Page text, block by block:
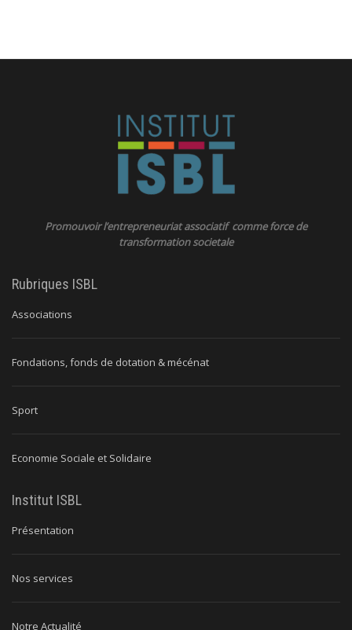
Promouvoir l’entrepreneuriat associatif comme force de
transformation societale
Rubriques ISBL
Associations
Fondations, fonds de dotation & mécénat
Sport
Economie Sociale et Solidaire
Institut ISBL
Présentation
Nos services
Notre Actualité